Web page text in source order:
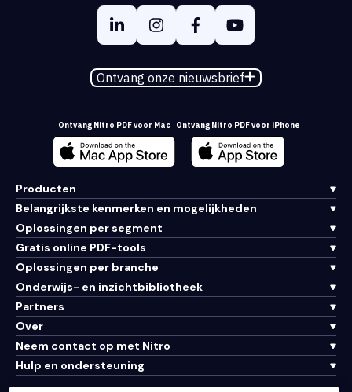
Ontvang onze nieuwsbrief
Ontvang Nitro PDF voor Mac Ontvang Nitro PDF voor iPhone
Producten
Belangrijkste kenmerken en mogelijkheden
Oplossingen per segment
Gratis online PDF-tools
Oplossingen per branche
Onderwijs- en inzichtbibliotheek
Partners
Over
Neem contact op met Nitro
Hulp en ondersteuning